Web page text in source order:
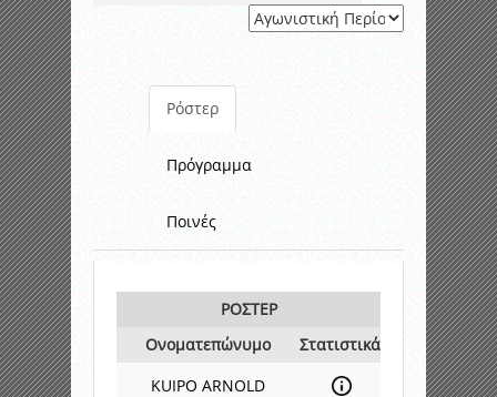
Ρόστερ
Πρόγραμμα
Ποινές
ΡΟΣΤΕΡ
Ονοματεπώνυμο
Στατιστικά
KUIPO ARNOLD